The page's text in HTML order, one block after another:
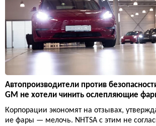
Автопроизводители против
GM не хотели чинить ослепляющие
Корпорации экономят на отзывах,
ие фары — мелочь. NHTSA с этим не